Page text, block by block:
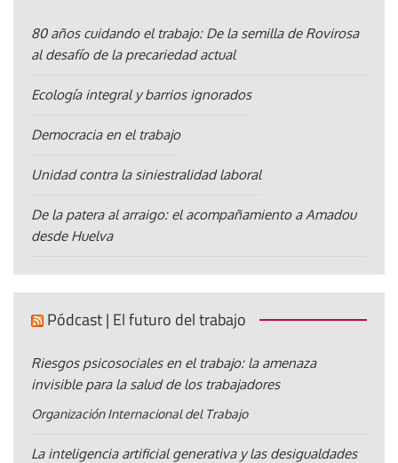
80 años cuidando el trabajo: De la semilla de Rovirosa
al desafío de la precariedad actual
Ecología integral y barrios ignorados
Democracia en el trabajo
Unidad contra la siniestralidad laboral
De la patera al arraigo: el acompañamiento a Amadou
desde Huelva
Pódcast | El futuro del trabajo
Riesgos psicosociales en el trabajo: la amenaza
invisible para la salud de los trabajadores
Organización Internacional del Trabajo
La inteligencia artificial generativa y las desigualdades